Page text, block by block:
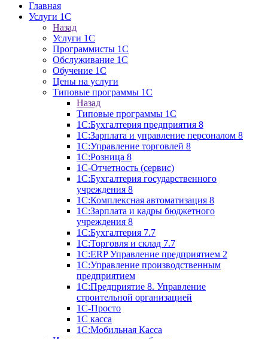
Главная
Услуги 1C
Назад
Услуги 1C
Программисты 1С
Обслуживание 1С
Обучение 1С
Цены на услуги
Типовые программы 1С
Назад
Типовые программы 1С
1С:Бухгалтерия предприятия 8
1С:Зарплата и управление персоналом 8
1С:Управление торговлей 8
1С:Розница 8
1С-Отчетность (сервис)
1С:Бухгалтерия государственного
учреждения 8
1С:Комплексная автоматизация 8
1С:Зарплата и кадры бюджетного
учреждения 8
1С:Бухгалтерия 7.7
1С:Торговля и склад 7.7
1С:ERP Управление предприятием 2
1С:Управление производственным
предприятием
1С:Предприятие 8. Управление
строительной организацией
1С-Просто
1С касса
1С:Мобильная Касса